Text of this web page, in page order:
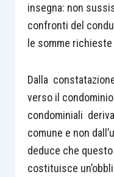
insegna: non
confronti del
le somme
Dalla
verso il
condominiali
comune e non
deduce che
costituisce